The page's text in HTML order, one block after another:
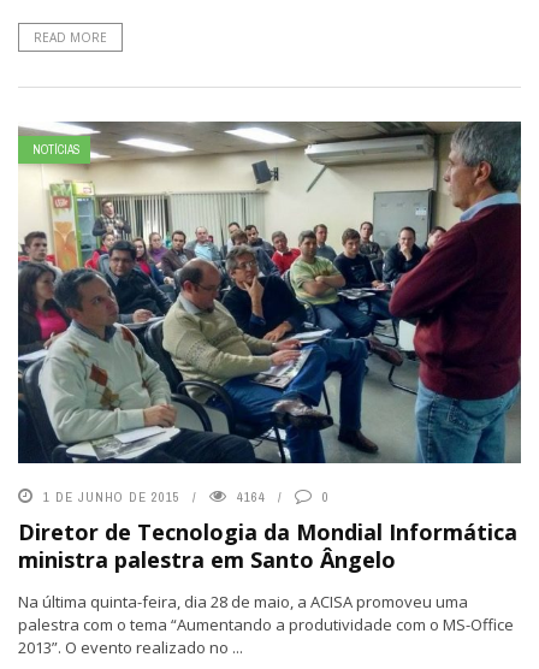
READ MORE
NOTÍCIAS
1 DE JUNHO DE 2015 4164 0
Diretor de Tecnologia da Mondial Informática
ministra palestra em Santo Ângelo
Na última quinta-feira, dia 28 de maio, a ACISA promoveu uma
palestra com o tema “Aumentando a produtividade com o MS-Office
2013”. O evento realizado no ...